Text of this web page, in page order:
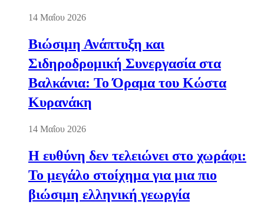
14 Μαΐου 2026
Βιώσιμη Ανάπτυξη και
Σιδηροδρομική Συνεργασία στα
Βαλκάνια: Το Όραμα του Κώστα
Κυρανάκη
14 Μαΐου 2026
Η ευθύνη δεν τελειώνει στο χωράφι:
Το μεγάλο στοίχημα για μια πιο
βιώσιμη ελληνική γεωργία